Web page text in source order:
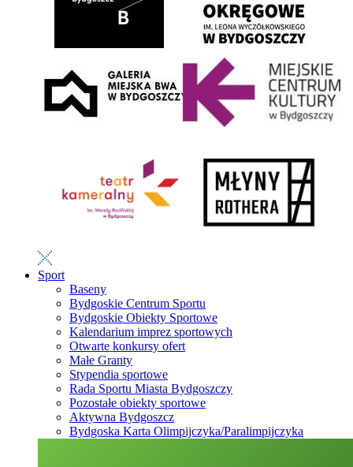
Sport
Baseny
Bydgoskie Centrum Sportu
Bydgoskie Obiekty Sportowe
Kalendarium imprez sportowych
Otwarte konkursy ofert
Małe Granty
Stypendia sportowe
Rada Sportu Miasta Bydgoszczy
Pozostałe obiekty sportowe
Aktywna Bydgoszcz
Bydgoska Karta Olimpijczyka/Paralimpijczyka